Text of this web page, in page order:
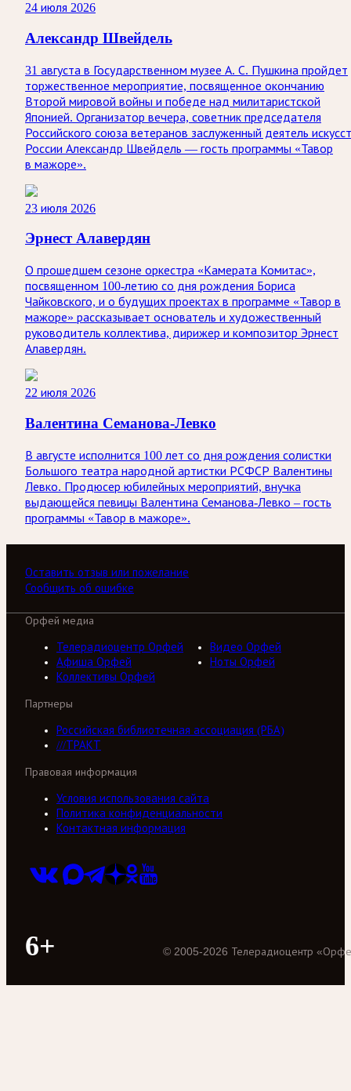
24 июля 2026
Александр Швейдель
31 августа в Государственном музее А. С. Пушкина пройдет
торжественное мероприятие, посвященное окончанию
Второй мировой войны и победе над милитаристской
Японией. Организатор вечера, советник председателя
Российского союза ветеранов заслуженный деятель
России Александр Швейдель — гость программы «Тавор
в мажоре».
23 июля 2026
Эрнест Алавердян
О прошедшем сезоне оркестра «Камерата Комитас»,
посвященном 100-летию со дня рождения Бориса
Чайковского, и о будущих проектах в программе «Тавор в
мажоре» рассказывает основатель и художественный
руководитель коллектива, дирижер и композитор Эрнест
Алавердян.
22 июля 2026
Валентина Семанова-Левко
В августе исполнится 100 лет со дня рождения солистки
Большого театра народной артистки РСФСР Валентины
Левко. Продюсер юбилейных мероприятий, внучка
выдающейся певицы Валентина Семанова-Левко – гость
программы «Тавор в мажоре».
Оставить отзыв или пожелание
Сообщить об ошибке
Орфей медиа
Телерадиоцентр Орфей
Видео Орфей
Афиша Орфей
Ноты Орфей
Коллективы Орфей
Партнеры
Российская библиотечная ассоциация (РБА)
///ТРАКТ
Правовая информация
Условия использования сайта
Политика конфиденциальности
Контактная информация
6+ © 2005-2026 Телерадиоцентр